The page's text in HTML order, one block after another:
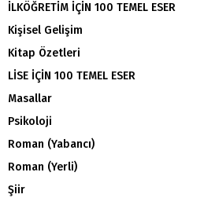
İLKÖĞRETİM İÇİN 100 TEMEL ESER
Kişisel Gelişim
Kitap Özetleri
LİSE İÇİN 100 TEMEL ESER
Masallar
Psikoloji
Roman (Yabancı)
Roman (Yerli)
Şiir